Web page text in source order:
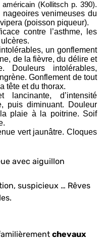
(Kollitsch p. 390).
venimeuses du
(poisson piqueur).
contre l’asthme, les
un gonflement
de la fièvre, du délire et
Douleurs intolérables,
Gonflement de tout
tête et du thorax.
lancinante, d’intensité
puis diminuant. Douleur
la plaie à la poitrine. Soif
vert jaunâtre. Cloques
avec aiguillon
suspicieux … Rêves
chevaux